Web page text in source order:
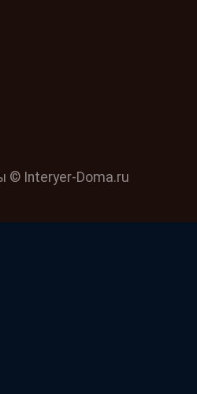
© Interyer-Doma.ru